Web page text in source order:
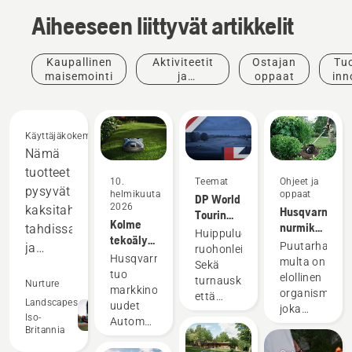
Aiheeseen liittyvät artikkelit
Kaupallinen
maisemointi
Aktiviteetit
ja
Ostajan
oppaat
Käyttäjäkokemuksia
Nämä
tuotteet
pysyvät
kaksitahtikoneiden
tahdissa
ja
monilla
osa-
alueilla
Nurture
Landscapes
Iso-
Britannia
10.
helmikuuta
2026
Kolme
tekoälypohjaista
robottiruohonleikkuria
pienemmille
pihoille
Husqvarnan
tuo
markkinoille
uudet
Automower®-
robottiruohonleikkurit
Teemat
DP World
Tourin
virallinen
robottiruohonleikkurikumppani
Huippuluokan
ruohonleikkuuta.
Sekä
turnauskiertueella
että
Ohjeet ja
oppaat
Husqvarnan
Puutarhan
multa on
elollinen
organismi,
joka
ilmaa,